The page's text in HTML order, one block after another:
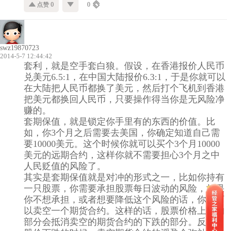
点赞 0 0
swz19870723
2014-5-7 12:44:42
套利，就是空手套白狼。假设，在香港报价人民币
兑美元6.5:1，在中国大陆报价6.3:1，于是你就可以
在大陆把人民币都换了美元，然后打个飞机到香港
把美元都换回人民币，只要操作得当你是无风险净
赚的。
套期保值，就是锁定你手里有的东西的价值。比
如，你3个月之后需要去美国，你确定知道自己需
要10000美元。这个时候你就可以买个3个月10000
美元的远期合约，这样你就不需要担心3个月之中
人民贬值的风险了。
其实是套期保值就是对冲的形式之一，比如你持有
一只股票，你需要承担股票每日波动的风险，如果
你不想承担，或者想要降低这个风险的话，你就可
以卖空一个期货合约。这样的话，股票价格上涨的
部分会抵消卖空的期货合约的下跌的部分。反之，